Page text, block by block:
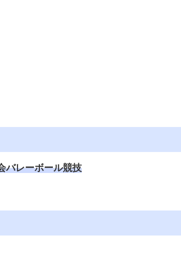
バレーボール競技